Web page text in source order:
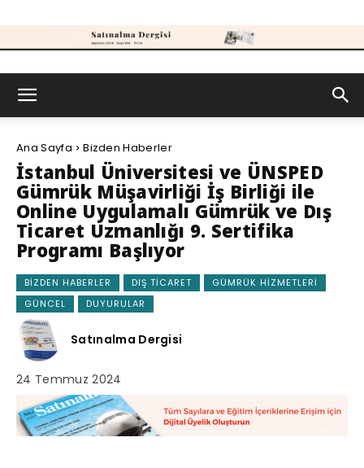
Ana Sayfa Bizden Haberler
İstanbul Üniversitesi ve ÜNSPED
Gümrük Müşavirliği İş Birliği ile
Online Uygulamalı Gümrük ve Dış
Ticaret Uzmanlığı 9. Sertifika
Programı Başlıyor
BIZDEN HABERLER DIŞ TICARET
GÜMRÜK HIZMETLERI
GÜNCEL
DUYURULAR
Satınalma Dergisi
24 Temmuz 2024